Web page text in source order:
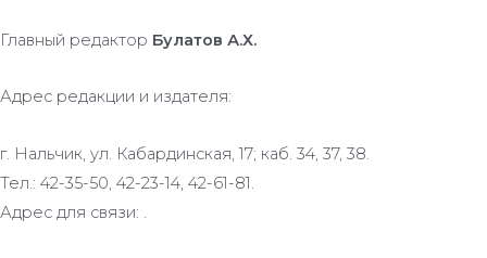
Главный редактор Булатов А.Х.
Адрес редакции и издателя:
г. Нальчик, ул. Кабардинская, 17; каб. 34, 37, 38.
Тел.: 42-35-50, 42-23-14, 42-61-81.
Адрес для связи: .